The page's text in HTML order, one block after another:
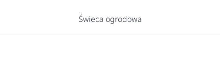
Świeca ogrodowa